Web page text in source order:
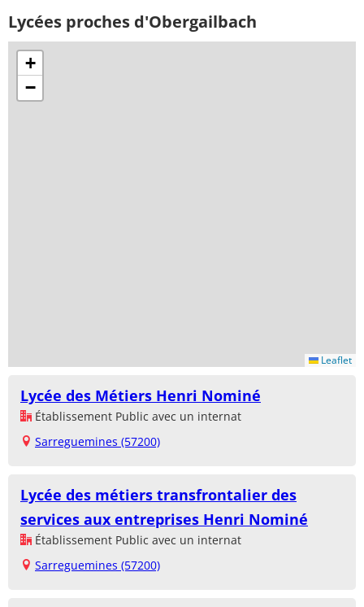
Lycées proches d'Obergailbach
+
−
Leaflet
Lycée des Métiers Henri Nominé
Établissement Public avec un internat
Sarreguemines (57200)
Lycée des métiers transfrontalier des
services aux entreprises Henri Nominé
Établissement Public avec un internat
Sarreguemines (57200)